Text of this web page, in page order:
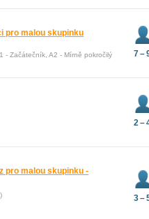
pro malou skupinku
- Začátečník, A2 - Mírně pokročilý
7 –
2 –
pro malou skupinku -
3 –